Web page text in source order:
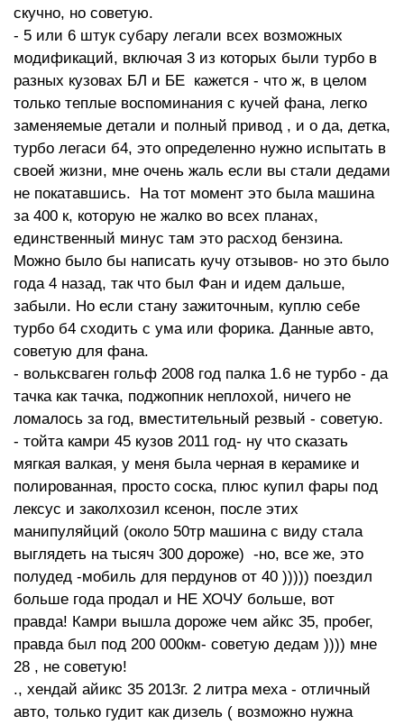
скучно, но советую.
- 5 или 6 штук субару легали всех возможных
модификаций, включая 3 из которых были турбо в
разных кузовах БЛ и БЕ кажется - что ж, в целом
только теплые воспоминания с кучей фана, легко
заменяемые детали и полный привод , и о да, детка,
турбо легаси б4, это определенно нужно испытать в
своей жизни, мне очень жаль если вы стали дедами
не покатавшись. На тот момент это была машина
за 400 к, которую не жалко во всех планах,
единственный минус там это расход бензина.
Можно было бы написать кучу отзывов- но это было
года 4 назад, так что был Фан и идем дальше,
забыли. Но если стану зажиточным, куплю себе
турбо б4 сходить с ума или форика. Данные авто,
советую для фана.
- вольксваген гольф 2008 год палка 1.6 не турбо - да
тачка как тачка, поджопник неплохой, ничего не
ломалось за год, вместительный резвый - советую.
- тойта камри 45 кузов 2011 год- ну что сказать
мягкая валкая, у меня была черная в керамике и
полированная, просто соска, плюс купил фары под
лексус и заколхозил ксенон, после этих
манипуляйций (около 50тр машина с виду стала
выглядеть на тысяч 300 дороже) -но, все же, это
полудед -мобиль для пердунов от 40 ))))) поездил
больше года продал и НЕ ХОЧУ больше, вот
правда! Камри вышла дороже чем айкс 35, пробег,
правда был под 200 000км- советую дедам )))) мне
28 , не советую!
., хендай айикс 35 2013г. 2 литра меха - отличный
авто, только гудит как дизель ( возможно нужна